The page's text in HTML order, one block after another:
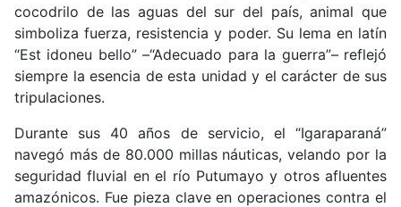
cocodrilo de las aguas del sur del país, animal que
simboliza fuerza, resistencia y poder. Su lema en latín
“Est idoneu bello” –“Adecuado para la guerra”– reflejó
siempre la esencia de esta unidad y el carácter de sus
tripulaciones.
Durante sus 40 años de servicio, el “Igaraparaná”
navegó más de 80.000 millas náuticas, velando por la
seguridad fluvial en el río Putumayo y otros afluentes
amazónicos. Fue pieza clave en operaciones contra el